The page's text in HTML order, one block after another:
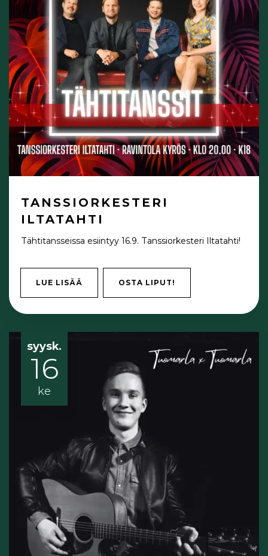
TANSSIORKESTERI
ILTATAHTI
Tähtitansseissa esiintyy 16.9. Tanssiorkesteri Iltatahti!
LUE LISÄÄ OSTA LIPUT!
syysk.
16
ke